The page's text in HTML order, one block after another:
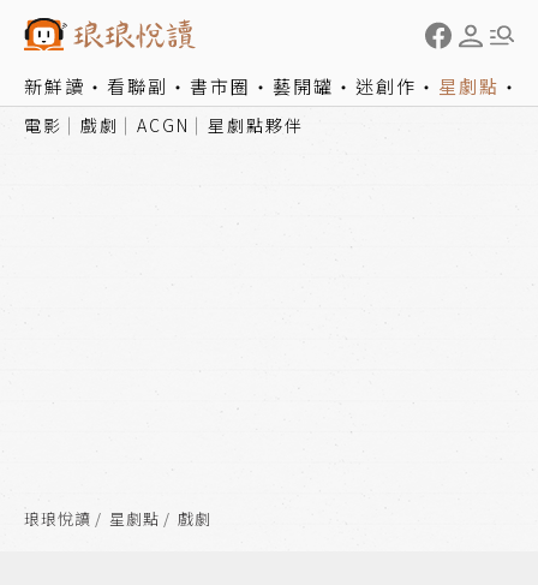
新鮮讀 看聯副 書市圈 藝開罐 迷創作 星劇點
電影 戲劇 ACGN 星劇點夥伴
琅琅悅讀 星劇點 戲劇